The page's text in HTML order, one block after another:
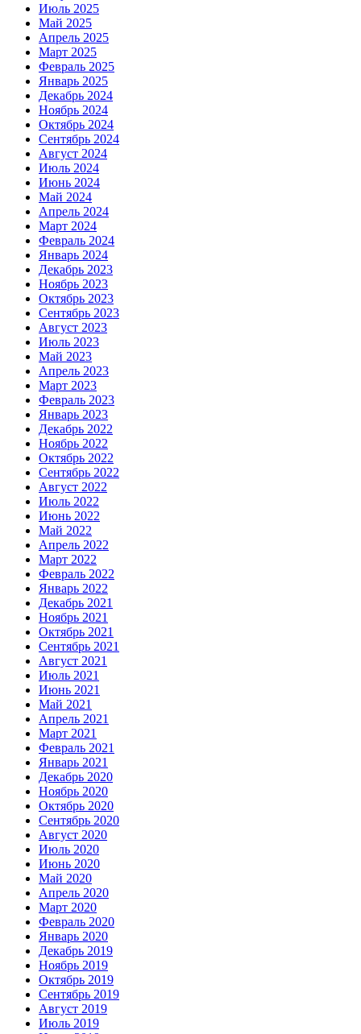
Июль 2025
Май 2025
Апрель 2025
Март 2025
Февраль 2025
Январь 2025
Декабрь 2024
Ноябрь 2024
Октябрь 2024
Сентябрь 2024
Август 2024
Июль 2024
Июнь 2024
Май 2024
Апрель 2024
Март 2024
Февраль 2024
Январь 2024
Декабрь 2023
Ноябрь 2023
Октябрь 2023
Сентябрь 2023
Август 2023
Июль 2023
Май 2023
Апрель 2023
Март 2023
Февраль 2023
Январь 2023
Декабрь 2022
Ноябрь 2022
Октябрь 2022
Сентябрь 2022
Август 2022
Июль 2022
Июнь 2022
Май 2022
Апрель 2022
Март 2022
Февраль 2022
Январь 2022
Декабрь 2021
Ноябрь 2021
Октябрь 2021
Сентябрь 2021
Август 2021
Июль 2021
Июнь 2021
Май 2021
Апрель 2021
Март 2021
Февраль 2021
Январь 2021
Декабрь 2020
Ноябрь 2020
Октябрь 2020
Сентябрь 2020
Август 2020
Июль 2020
Июнь 2020
Май 2020
Апрель 2020
Март 2020
Февраль 2020
Январь 2020
Декабрь 2019
Ноябрь 2019
Октябрь 2019
Сентябрь 2019
Август 2019
Июль 2019